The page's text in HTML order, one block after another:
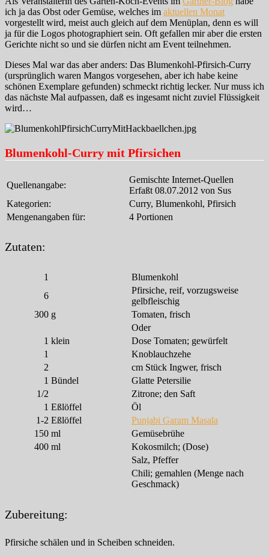
ich ja das Obst oder Gemüse, welches im aktuellen Monat
vorgestellt wird, meist auch gleich auf dem Menüplan, denn es will
ja für die Logos photographiert sein. Oft gefallen mir aber die ersten
Gerichte nicht so und sie dürfen nicht am Event teilnehmen.
Dieses Mal war das aber anders: Das Blumenkohl-Pfirsich-Curry
(ursprünglich waren Mangos vorgesehen, aber ich habe keine
schönen Exemplare gefunden) schmeckt richtig lecker. Nur muss ich
das nächste Mal aufpassen, daß es ingesamt nicht zuviel Flüssigkeit
wird…
Blumenkohl-Curry mit Pfirsichen
Quellenangabe:
Gemischte Internet-Quellen
Erfaßt 08.07.2012 von Sus
Kategorien:
Curry, Blumenkohl, Pfirsich
Mengenangaben für:
4 Portionen
Zutaten:
1
Blumenkohl
6
Pfirsiche, reif, vorzugsweise
gelbfleischig
300 g
Tomaten, frisch
Oder
1 klein
Dose Tomaten; gewürfelt
1
Knoblauchzehe
2
cm Stück Ingwer, frisch
1 Bündel
Glatte Petersilie
1/2
Zitrone; den Saft
1 Eßlöffel
Öl
1-2 Eßlöffel
Punjabi Garam Masala
150 ml
Gemüsebrühe
400 ml
Kokosmilch; (Dose)
Salz, Pfeffer
Chili; gemahlen (Menge nach
Geschmack)
Zubereitung:
Pfirsiche schälen und in Scheiben schneiden.